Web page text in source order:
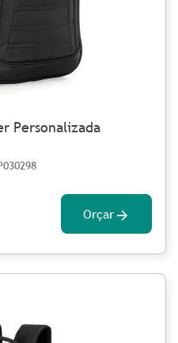
Personalizada
Orçar